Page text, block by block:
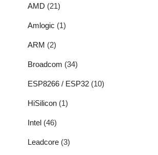
AMD (21)
Amlogic (1)
ARM (2)
Broadcom (34)
ESP8266 / ESP32 (10)
HiSilicon (1)
Intel (46)
Leadcore (3)